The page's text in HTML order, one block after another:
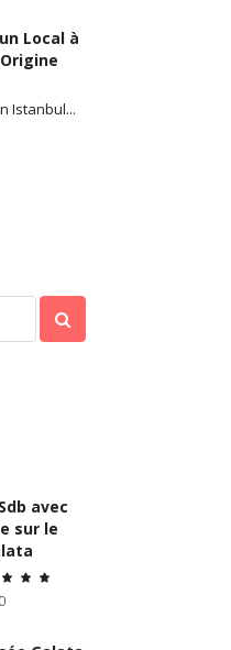
Local à
Istanbul...
avec
sur le